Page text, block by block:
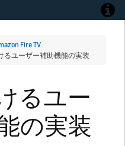
Fire TV
るユーザー補助機能の実装
るユー
の実装